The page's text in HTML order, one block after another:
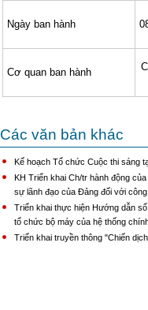
Ngày ban hành
Cơ quan ban hành
Các văn bản khác
Kế hoạch Tổ chức Cuộc thi sáng
KH Triển khai Ch/tr hành động
sự lãnh đạo của Đảng đối với
Triển khai thực hiện Hướng dẫn
tổ chức bộ máy của hệ thống
Triển khai truyền thông "Chiến